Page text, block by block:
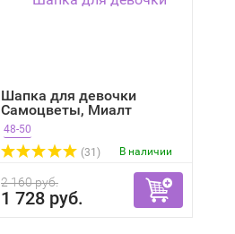
Шапка для девочки
Самоцветы, Миалт
красный,...
48-50
(31)
В наличии
2 160 руб.
1 728 руб.